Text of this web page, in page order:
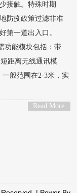
接触。特殊时期
防疫政策过滤非准
第一道出入口。
能模块包括：带
距离无线通讯模
般范围在2-3米，实
Read More